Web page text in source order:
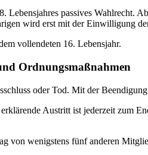
Lebensjahres passives Wahlrecht.
wird erst mit der Einwilligung
vollendeten 16. Lebensjahr.
Ordnungsmaßnahmen
oder Tod. Mit der
Austritt ist jederzeit zum
von wenigstens fünf anderen